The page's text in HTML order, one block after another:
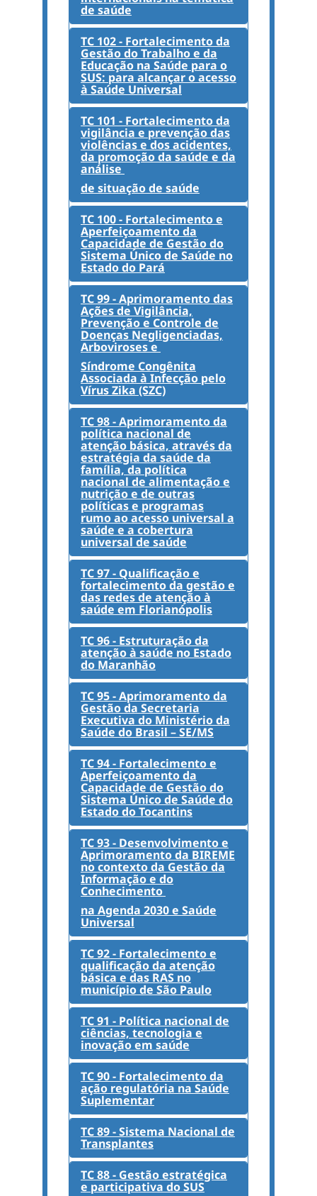
de saúde
TC 102 - Fortalecimento da
Gestão do Trabalho e da
Educação na Saúde para o
SUS: para alcançar o acesso
à Saúde Universal
TC 101 - Fortalecimento da
vigilância e prevenção das
violências e dos acidentes,
da promoção da saúde e da
análise
de situação de saúde
TC 100 - Fortalecimento e
Aperfeiçoamento da
Capacidade de Gestão do
Sistema Único de Saúde no
Estado do Pará
TC 99 - Aprimoramento das
Ações de Vigilância,
Prevenção e Controle de
Doenças Negligenciadas,
Arboviroses e
Síndrome Congênita
Associada à Infecção pelo
Vírus Zika (SZC)
TC 98 - Aprimoramento da
política nacional de
atenção básica, através da
estratégia da saúde da
família, da política
nacional de alimentação e
nutrição e de outras
políticas e programas
rumo ao acesso universal a
saúde e a cobertura
universal de saúde
TC 97 - Qualificação e
fortalecimento da gestão e
das redes de atenção à
saúde em Florianópolis
TC 96 - Estruturação da
atenção à saúde no Estado
do Maranhão
TC 95 - Aprimoramento da
Gestão da Secretaria
Executiva do Ministério da
Saúde do Brasil – SE/MS
TC 94 - Fortalecimento e
Aperfeiçoamento da
Capacidade de Gestão do
Sistema Único de Saúde do
Estado do Tocantins
TC 93 - Desenvolvimento e
Aprimoramento da BIREME
no contexto da Gestão da
Informação e do
Conhecimento
na Agenda 2030 e Saúde
Universal
TC 92 - Fortalecimento e
qualificação da atenção
básica e das RAS no
município de São Paulo
TC 91 - Política nacional de
ciências, tecnologia e
inovação em saúde
TC 90 - Fortalecimento da
ação regulatória na Saúde
Suplementar
TC 89 - Sistema Nacional de
Transplantes
TC 88 - Gestão estratégica
e participativa do SUS